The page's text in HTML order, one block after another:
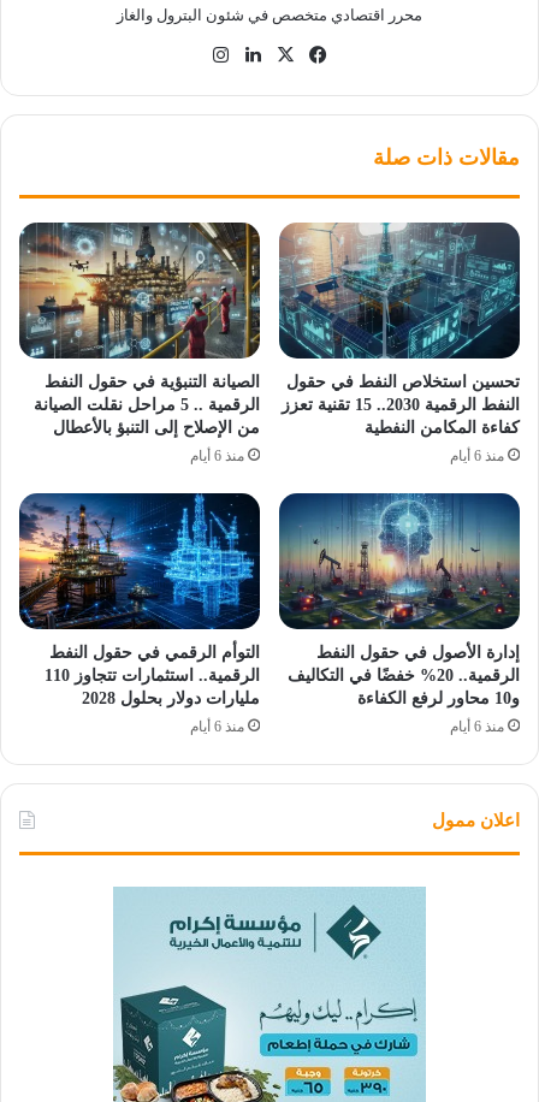
محرر اقتصادي متخصص في شئون البترول والغاز
فيسبوك
‫X لينكدإن
مقالات ذات صلة
تحسين استخلاص النفط في حقول
النفط الرقمية 2030.. 15 تقنية تعزز
كفاءة المكامن النفطية
منذ 6 أيام
الصيانة التنبؤية في حقول النفط
الرقمية .. 5 مراحل نقلت الصيانة
من الإصلاح إلى التنبؤ بالأعطال
منذ 6 أيام
إدارة الأصول في حقول النفط
الرقمية.. 20% خفضًا في التكاليف
و10 محاور لرفع الكفاءة
منذ 6 أيام
التوأم الرقمي في حقول النفط
الرقمية.. استثمارات تتجاوز 110
مليارات دولار بحلول 2028
منذ 6 أيام
اعلان ممول